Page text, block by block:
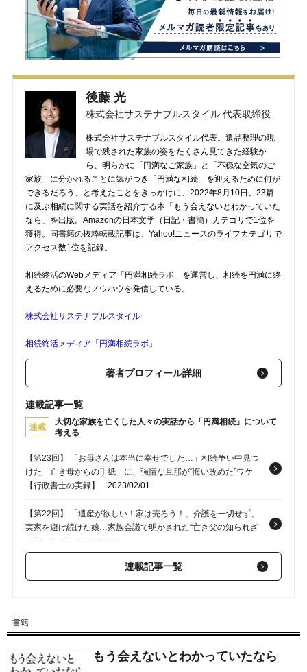
後藤 光
株式会社サステナブルスタイル 代表取締役
株式会社サステナブルスタイル代表。遺品整理の現
場で残された家族の姿をたくさん見てきた経験か
ら、明らかに「円満なご家族」と「不穏な空気のご
家族」に分かれることに気がつき「円満な相続」を迎えるために何が
できるだろう、と考えたことをきっかけに、2022年8月10日、23篇
に及ぶ相続に関する実話を紹介する本「もう会えないとわかっていた
なら」を出版。Amazonの日本文学（日記・書簡）カテゴリで1位を
獲得。同書籍の抜粋転載記事は、Yahoo!ニュースのライフカテゴリで
アクセス数1位を記録。
相続終活のWebメディア「円満相続ラボ」を運営し、相続を円満に終
えるために必要なノウハウを発信している。
株式会社サステナブルスタイル
相続終活メディア「円満相続ラボ」
著者プロフィール詳細
連載記事一覧
連載
大切な家族を亡くした人々の実話から「円満相続」について
考える
【第23回】 「お母さんは本当に幸せでした…」相続争い中見つ
けた「亡き母からの手紙」に、強情な旦那が“悔い改めた”ワケ
【行政書士の実録】
2023/02/01
【第22回】 「遺産が欲しい！家は売ろう！」介護を一切せず、
実家を避け続けた娘…家族会議で明かされた“亡き父の知られざ
る想い”に涙 2023/01/29
【第21回】 【実話】78歳、夫は先立ち、一人孤独に終活する老
女「息子夫婦には手伝ってもらえない…」。家族がとった“意外
【第20回】 「お前には相続させない！」激怒する父…。娘に哀
願され、司法書士が提案した「遺言書」のかたち2023/01/15
【第19回】 「親父も同じ気持ちだったんだ…」亡き旦那が宛て
連載記事一覧
書籍
もう会えないとわかっていたなら